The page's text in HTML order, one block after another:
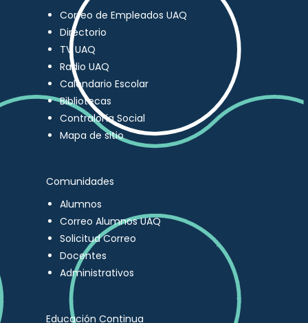
Correo de Empleados UAQ
Directorio
TV UAQ
Radio UAQ
Calendario Escolar
Bibliotecas
Contraloría Social
Mapa de sitio
Comunidades
Alumnos
Correo Alumnos UAQ
Solicitud Correo
Docentes
Administrativos
Educación Continua